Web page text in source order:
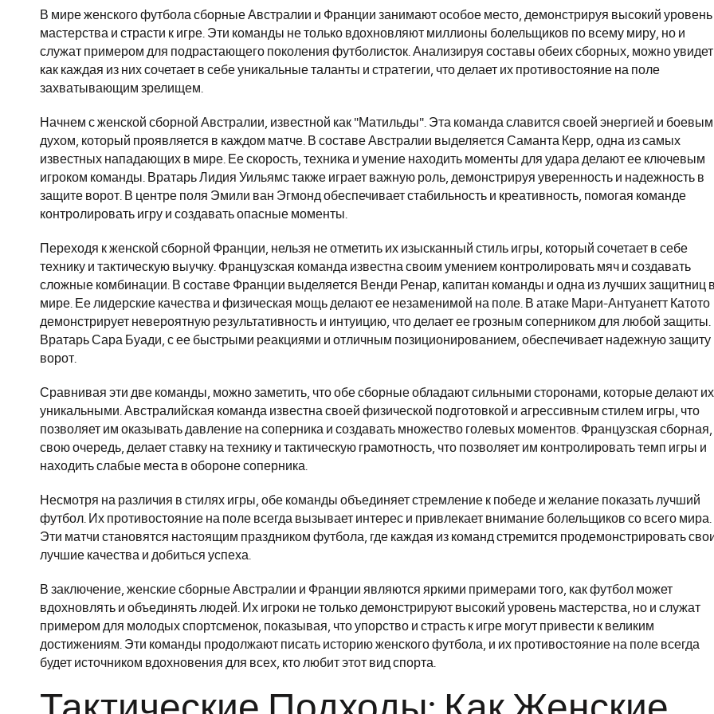
В мире женского футбола сборные Австралии и Франции занимают особое место, демонстрируя высокий уровень
мастерства и страсти к игре. Эти команды не только вдохновляют миллионы болельщиков по всему миру, но и
служат примером для подрастающего поколения футболисток. Анализируя составы обеих сборных, можно
как каждая из них сочетает в себе уникальные таланты и стратегии, что делает их противостояние на поле
захватывающим зрелищем.
Начнем с женской сборной Австралии, известной как "Матильды". Эта команда славится своей энергией и боевым
духом, который проявляется в каждом матче. В составе Австралии выделяется Саманта Керр, одна из самых
известных нападающих в мире. Ее скорость, техника и умение находить моменты для удара делают ее ключевым
игроком команды. Вратарь Лидия Уильямс также играет важную роль, демонстрируя уверенность и надежность в
защите ворот. В центре поля Эмили ван Эгмонд обеспечивает стабильность и креативность, помогая команде
контролировать игру и создавать опасные моменты.
Переходя к женской сборной Франции, нельзя не отметить их изысканный стиль игры, который сочетает в себе
технику и тактическую выучку. Французская команда известна своим умением контролировать мяч и создавать
сложные комбинации. В составе Франции выделяется Венди Ренар, капитан команды и одна из лучших защитниц
мире. Ее лидерские качества и физическая мощь делают ее незаменимой на поле. В атаке Мари-Антуанетт Катото
демонстрирует невероятную результативность и интуицию, что делает ее грозным соперником для любой защиты.
Вратарь Сара Буади, с ее быстрыми реакциями и отличным позиционированием, обеспечивает надежную защиту
ворот.
Сравнивая эти две команды, можно заметить, что обе сборные обладают сильными сторонами, которые делают их
уникальными. Австралийская команда известна своей физической подготовкой и агрессивным стилем игры, что
позволяет им оказывать давление на соперника и создавать множество голевых моментов. Французская сборная,
свою очередь, делает ставку на технику и тактическую грамотность, что позволяет им контролировать темп игры и
находить слабые места в обороне соперника.
Несмотря на различия в стилях игры, обе команды объединяет стремление к победе и желание показать лучший
футбол. Их противостояние на поле всегда вызывает интерес и привлекает внимание болельщиков со всего мира.
Эти матчи становятся настоящим праздником футбола, где каждая из команд стремится продемонстрировать
лучшие качества и добиться успеха.
В заключение, женские сборные Австралии и Франции являются яркими примерами того, как футбол может
вдохновлять и объединять людей. Их игроки не только демонстрируют высокий уровень мастерства, но и служат
примером для молодых спортсменок, показывая, что упорство и страсть к игре могут привести к великим
достижениям. Эти команды продолжают писать историю женского футбола, и их противостояние на поле всегда
будет источником вдохновения для всех, кто любит этот вид спорта.